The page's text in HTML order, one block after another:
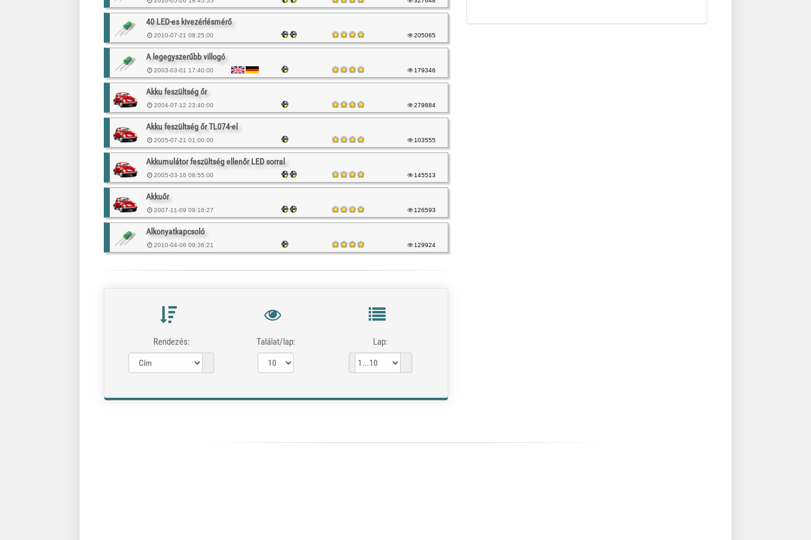
40 LED-es kivezérlésmérő
2010-07-21 08:25:00 205065
A legegyszerűbb villogó
2003-03-01 17:40:00 179346
Akku feszültség őr
2004-07-12 23:40:00 279884
Akku feszültség őr TL074-el
2005-07-21 01:00:00 103555
Akkumulátor feszültség ellenőr LED sorral
2005-03-16 08:55:00 145513
Akkuőr
2007-11-09 09:16:27 126593
Alkonyatkapcsoló
2010-04-06 09:36:21 129924
Rendezés: Találat/lap: Lap: